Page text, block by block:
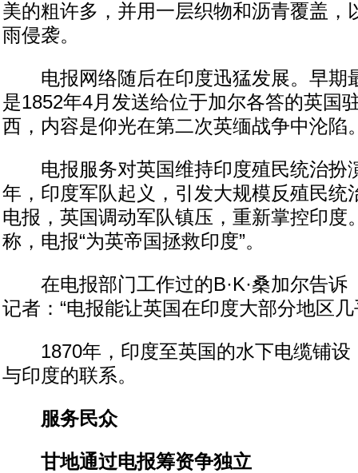
美的粗许多，并用一层织物和沥青覆盖，
雨侵袭。
电报网络随后在印度迅猛发展。早期
是1852年4月发送给位于加尔各答的英国
西，内容是仰光在第二次英缅战争中沦陷
电报服务对英国维持印度殖民统治扮
年，印度军队起义，引发大规模反殖民统
电报，英国调动军队镇压，重新掌控印度
称，电报“为英帝国拯救印度”。
在电报部门工作过的B·K·桑加尔告诉
记者：“电报能让英国在印度大部分地区
1870年，印度至英国的水下电缆铺设
与印度的联系。
服务民众
甘地通过电报筹资争独立